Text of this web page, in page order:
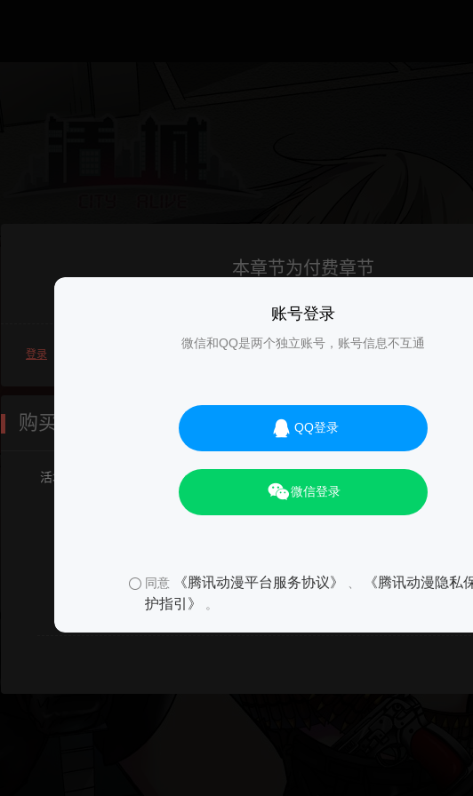
账号登录
微信和QQ是两个独立账号，账号信息不互通
QQ登录
微信登录
同意 《腾讯动漫平台服务协议》
《腾讯动漫隐私
护指引》
。